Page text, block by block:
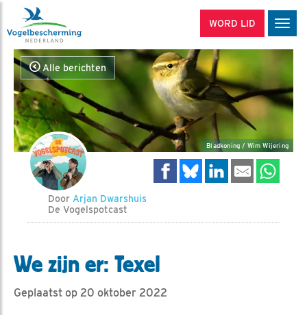
WORD LID
Alle berichten
Bladkoning / Wim Wijering
Door Arjan Dwarshuis
De Vogelspotcast
We zijn er: Texel
Geplaatst op 20 oktober 2022